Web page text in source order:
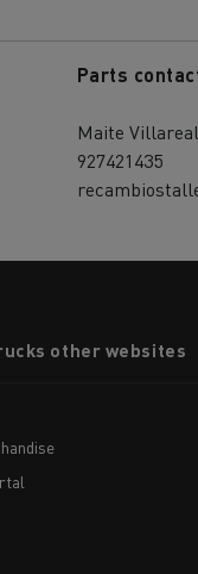
Parts
Maite Villareal
927421435
other websites